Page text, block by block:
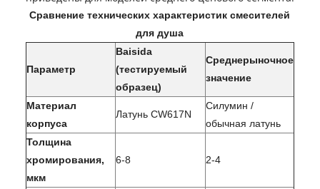
Сравнение технических характеристик смесителей
для душа
Параметр
Baisida
(тестируемый
образец)
Среднерыночное
значение
Материал
корпуса
Латунь CW617N
Силумин /
обычная латунь
Толщина
хромирования,
мкм
6-8 2-4